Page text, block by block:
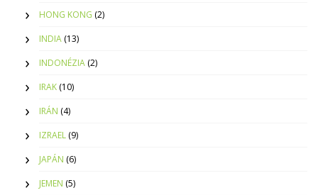
HONG KONG (2)
INDIA (13)
INDONÉZIA (2)
IRAK (10)
IRÁN (4)
IZRAEL (9)
JAPÁN (6)
JEMEN (5)